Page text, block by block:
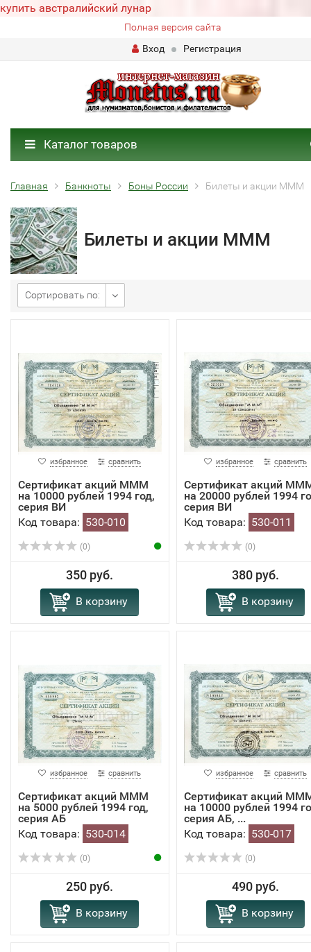
купить австралийский лунар
Полная версия сайта
Вход
Регистрация
Каталог товаров
Главная Банкноты Боны России Билеты и акции МММ
Билеты и акции МММ
Сортировать по:
избранное сравнить
Сертификат акций МММ
на 10000 рублей 1994 год,
серия ВИ
Код товара: 530-010
(0)
350 руб.
В корзину
избранное сравнить
Сертификат акций
на 20000 рублей 1994
серия ВИ
Код товара: 530-011
(0)
380 руб.
В корзину
избранное сравнить
Сертификат акций МММ
на 5000 рублей 1994 год,
серия АБ
Код товара: 530-014
(0)
250 руб.
В корзину
избранное сравнить
Сертификат акций
на 10000 рублей 1994
серия АБ, ...
Код товара: 530-017
(0)
490 руб.
В корзину